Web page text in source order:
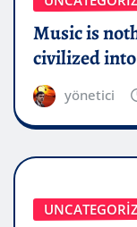
Music is
civilized
yönetici